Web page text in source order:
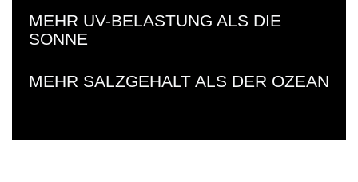
MEHR UV-BELASTUNG ALS DIE
SONNE
MEHR SALZGEHALT ALS DER OZEAN